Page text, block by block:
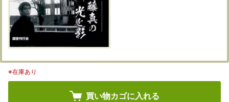
※在庫あり
買い物カゴに入れる